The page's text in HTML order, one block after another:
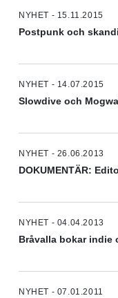
NYHET - 15.11.2015
Postpunk och
NYHET - 14.07.2015
Slowdive och
NYHET - 26.06.2013
DOKUMENTÄR:
NYHET - 04.04.2013
Bråvalla bokar indie
NYHET - 07.01.2011